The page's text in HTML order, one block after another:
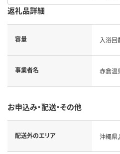
返礼品詳細
容量 入浴回
事業者名 赤倉温
お申込み・配送・その他
配送外のエリア 沖縄県